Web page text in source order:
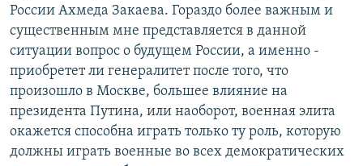
России Ахмеда Закаева. Гораздо более важным и
существенным мне представляется в данной
ситуации вопрос о будущем России, а именно -
приобретет ли генералитет после того, что
произошло в Москве, большее влияние на
президента Путина, или наоборот, военная элита
окажется способна играть только ту роль, которую
должны играть военные во всех демократических